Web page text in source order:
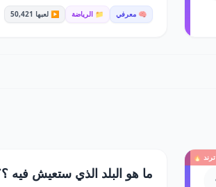
🧠 معرفي 📁 الرياضة ▶️ لعبها 50,421
ترند 🔥
ما هو البلد الذي ستعيش فيه